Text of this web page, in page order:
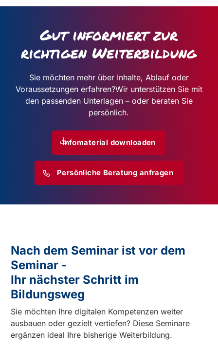
Gut informiert zur
richtigen Weiterbildung
Sie möchten mehr über Inhalte, Ablauf oder
Voraussetzungen erfahren?Wir unterstützen Sie mit
den passenden Unterlagen – oder beraten Sie
persönlich.
Infomaterial downloaden
Persönliche Beratung anfragen
Nach dem Seminar ist vor dem
Seminar -
Ihr nächster Schritt im
Bildungsweg
Sie möchten Ihre digitalen Kompetenzen weiter
ausbauen oder gezielt vertiefen? Diese Seminare
ergänzen ideal Ihre bisherige Weiterbildung.